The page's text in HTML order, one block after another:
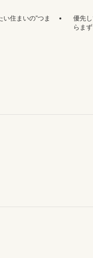
住まいの“つま
優先
らま